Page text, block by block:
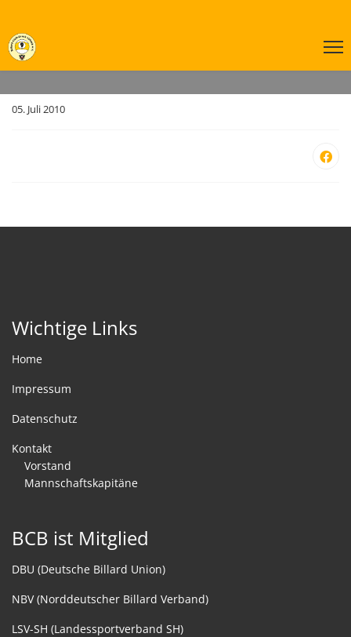
05. Juli 2010
Wichtige Links
Home
Impressum
Datenschutz
Kontakt
Vorstand
Mannschaftskapitäne
BCB ist Mitglied
DBU (Deutsche Billard Union)
NBV (Norddeutscher Billard Verband)
LSV-SH (Landessportverband SH)